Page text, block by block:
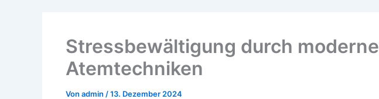
Stressbewältigung durch moderne
Atemtechniken
Von admin /13. Dezember 2024